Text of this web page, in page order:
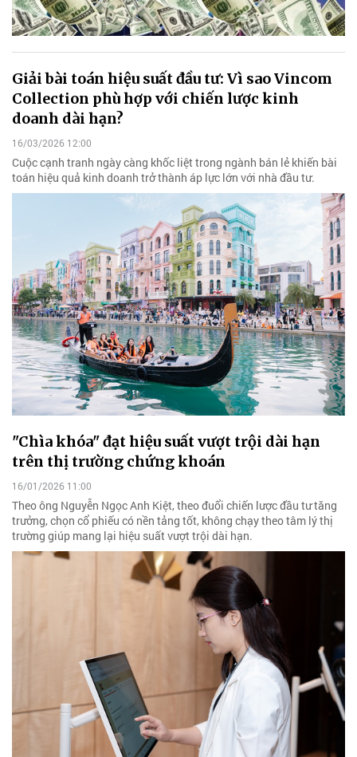
Giải bài toán hiệu suất đầu tư: Vì sao Vincom
Collection phù hợp với chiến lược kinh
doanh dài hạn?
16/03/2026 12:00
Cuộc cạnh tranh ngày càng khốc liệt trong ngành bán lẻ khiến bài
toán hiệu quả kinh doanh trở thành áp lực lớn với nhà đầu tư.
"Chìa khóa" đạt hiệu suất vượt trội dài hạn
trên thị trường chứng khoán
16/01/2026 11:00
Theo ông Nguyễn Ngọc Anh Kiệt, theo đuổi chiến lược đầu tư tăng
trưởng, chọn cổ phiếu có nền tảng tốt, không chạy theo tâm lý thị
trường giúp mang lại hiệu suất vượt trội dài hạn.